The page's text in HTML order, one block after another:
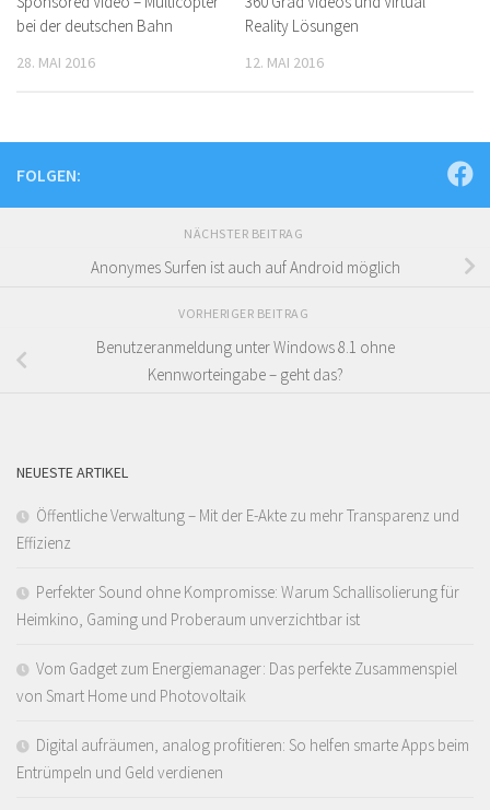
bei der deutschen Bahn
28. MAI 2016
Reality Lösungen
12. MAI 2016
FOLGEN:
NÄCHSTER BEITRAG
Anonymes Surfen ist auch auf Android möglich
VORHERIGER BEITRAG
Benutzeranmeldung unter Windows 8.1 ohne
Kennworteingabe – geht das?
NEUESTE ARTIKEL
Öffentliche Verwaltung – Mit der E-Akte zu mehr Transparenz und
Effizienz
Perfekter Sound ohne Kompromisse: Warum Schallisolierung für
Heimkino, Gaming und Proberaum unverzichtbar ist
Vom Gadget zum Energiemanager: Das perfekte Zusammenspiel
von Smart Home und Photovoltaik
Digital aufräumen, analog profitieren: So helfen smarte Apps beim
Entrümpeln und Geld verdienen